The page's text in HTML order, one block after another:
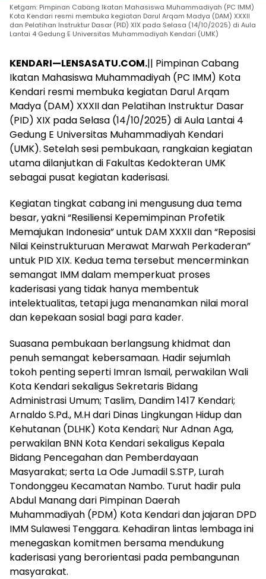
Ketgam: Pimpinan Cabang Ikatan Mahasiswa Muhammadiyah (PC IMM)
Kota Kendari resmi membuka kegiatan Darul Arqam Madya (DAM) XXXII
dan Pelatihan Instruktur Dasar (PID) XIX pada Selasa (14/10/2025) di Aula
Lantai 4 Gedung E Universitas Muhammadiyah Kendari (UMK)
KENDARI—LENSASATU.COM.|| Pimpinan Cabang
Ikatan Mahasiswa Muhammadiyah (PC IMM) Kota
Kendari resmi membuka kegiatan Darul Arqam
Madya (DAM) XXXII dan Pelatihan Instruktur Dasar
(PID) XIX pada Selasa (14/10/2025) di Aula Lantai 4
Gedung E Universitas Muhammadiyah Kendari
(UMK). Setelah sesi pembukaan, rangkaian kegiatan
utama dilanjutkan di Fakultas Kedokteran UMK
sebagai pusat kegiatan kaderisasi.
Kegiatan tingkat cabang ini mengusung dua tema
besar, yakni “Resiliensi Kepemimpinan Profetik
Memajukan Indonesia” untuk DAM XXXII dan “Reposisi
Nilai Keinstrukturuan Merawat Marwah Perkaderan”
untuk PID XIX. Kedua tema tersebut mencerminkan
semangat IMM dalam memperkuat proses
kaderisasi yang tidak hanya membentuk
intelektualitas, tetapi juga menanamkan nilai moral
dan kepekaan sosial bagi para kader.
Suasana pembukaan berlangsung khidmat dan
penuh semangat kebersamaan. Hadir sejumlah
tokoh penting seperti Imran Ismail, perwakilan Wali
Kota Kendari sekaligus Sekretaris Bidang
Administrasi Umum; Taslim, Dandim 1417 Kendari;
Arnaldo S.Pd., M.H dari Dinas Lingkungan Hidup dan
Kehutanan (DLHK) Kota Kendari; Nur Adnan Aga,
perwakilan BNN Kota Kendari sekaligus Kepala
Bidang Pencegahan dan Pemberdayaan
Masyarakat; serta La Ode Jumadil S.STP, Lurah
Tondonggeu Kecamatan Nambo. Turut hadir pula
Abdul Manang dari Pimpinan Daerah
Muhammadiyah (PDM) Kota Kendari dan jajaran DPD
IMM Sulawesi Tenggara. Kehadiran lintas lembaga ini
menegaskan komitmen bersama mendukung
kaderisasi yang berorientasi pada pembangunan
masyarakat.